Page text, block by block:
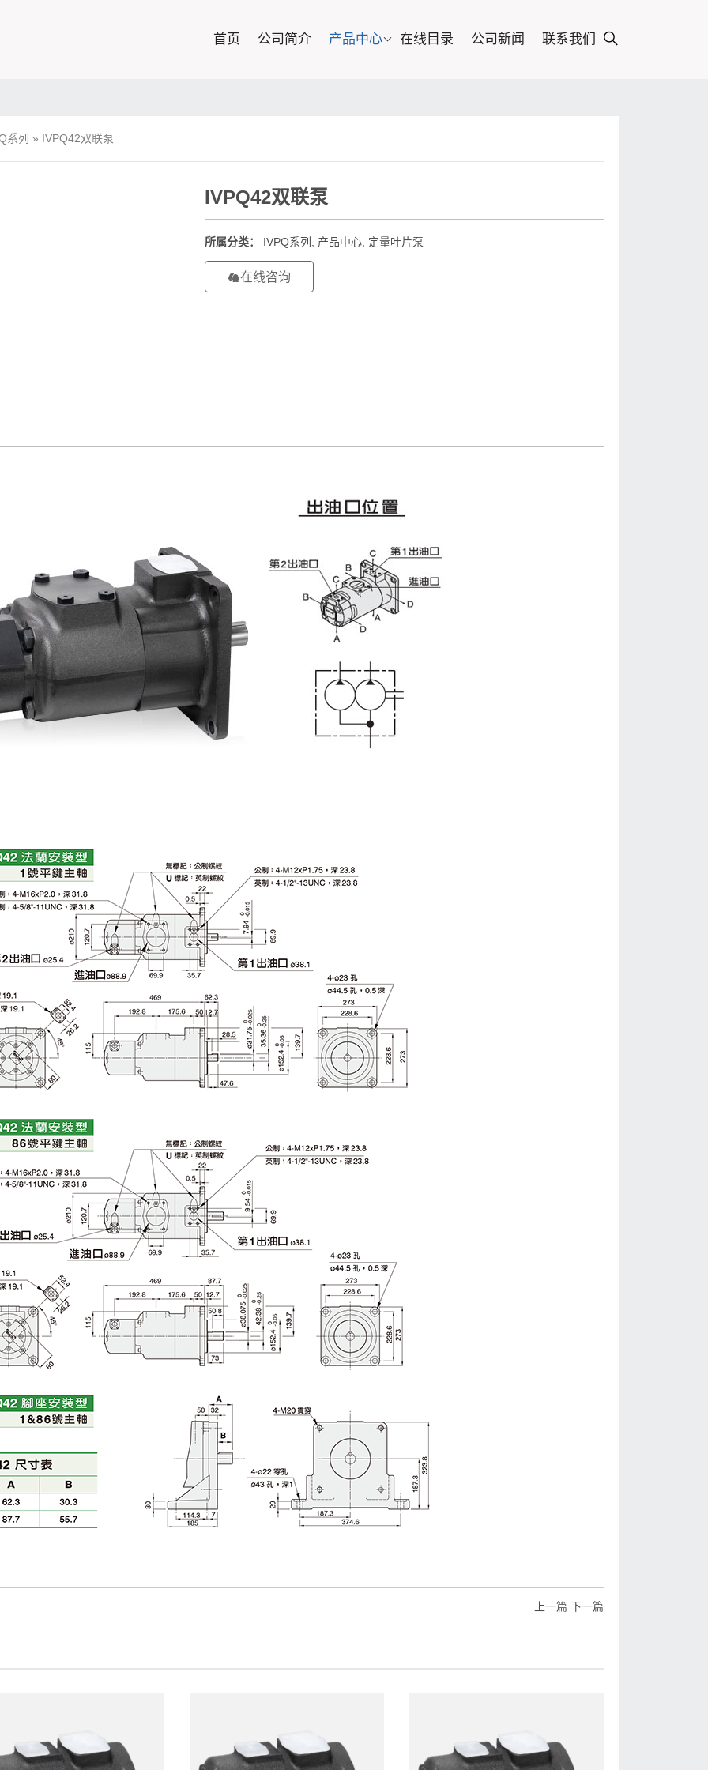
首页 公司简介 产品中心 在线目录 公司新闻 联系我们
系列 » IVPQ42双联泵
IVPQ42双联泵
所属分类： IVPQ系列 产品中心 定量叶片泵
在线咨询
上一篇 下一篇